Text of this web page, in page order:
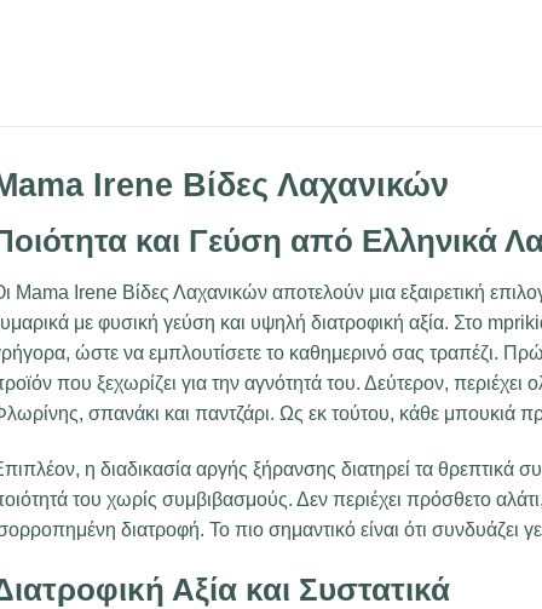
Irene Βίδες Λαχανικών
και Γεύση από Ελληνικά
Mama Irene Βίδες Λαχανικών αποτελούν μια εξαιρετική
με φυσική γεύση και υψηλή διατροφική αξία. Στο
ώστε να εμπλουτίσετε το καθημερινό σας τραπέζι.
που ξεχωρίζει για την αγνότητά του. Δεύτερον,
σπανάκι και παντζάρι. Ως εκ τούτου, κάθε μπουκιά
η διαδικασία αργής ξήρανσης διατηρεί τα θρεπτικά
του χωρίς συμβιβασμούς. Δεν περιέχει πρόσθετο
διατροφή. Το πιο σημαντικό είναι ότι συνδυάζει
Αξία και Συστατικά